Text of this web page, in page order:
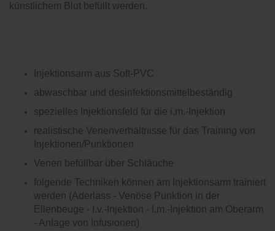
künstlichem Blut befüllt werden.
Injektionsarm aus Soft-PVC
abwaschbar und desinfektionsmittelbeständig
spezielles Injektionsfeld für die i.m.-Injektion
realistische Venenverhältnisse für das Training von
Injektionen/Punktionen
Venen befüllbar über Schläuche
folgende Techniken können am Injektionsarm trainiert
werden (Aderlass - Venöse Punktion in der
Ellenbeuge - I.v.-Injektion - I.m.-Injektion am Oberarm
- Anlage von Infusionen)